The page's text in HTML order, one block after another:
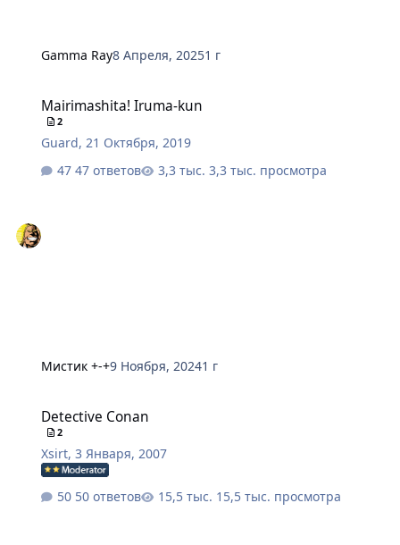
Gamma Ray8 Апреля, 20251 г
Mairimashita! Iruma-kun
2
Guard, 21 Октября, 2019
47 ответов
3,3 тыс. просмотра
Мистик +-+9 Ноября, 20241 г
Detective Conan
2
Xsirt,3 Января, 2007
50 ответов 15,5 тыс. просмотра